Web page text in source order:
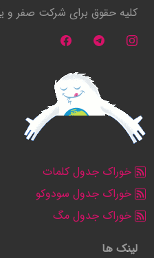
کلیه حقوق برای شرکت صفر
خوراک جدول کلمات
خوراک جدول سودوکو
خوراک جدول مگ
لینک ها